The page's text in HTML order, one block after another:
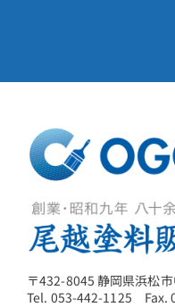
〒432-8045 静岡県浜松
Tel. 053-442-1125 Fax.